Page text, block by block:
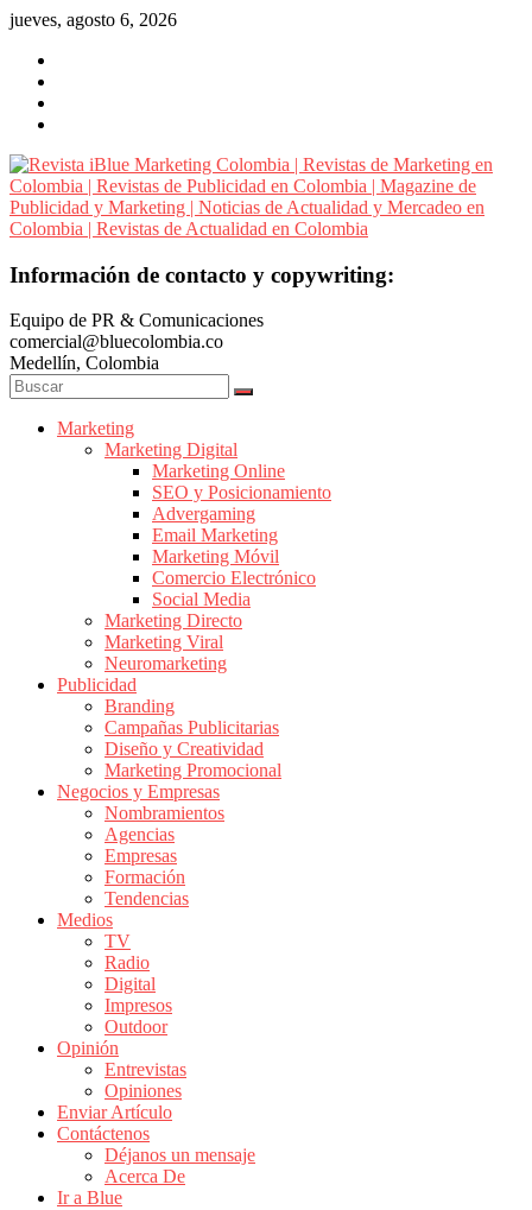
Saltar
contenido
jueves, agosto 6, 2026
Revista
Marketing
Colombia
|
Revistas
Marketing
Publicidad
Colombia
Magazine
Publicidad
Marketing
Noticias
Actualidad
Mercadeo
Colombia
Revistas
Actualidad
Colombia
Información de contacto y copywriting:
Equipo de PR & Comunicaciones
comercial@bluecolombia.co
Medellín, Colombia
Marketing
Marketing Digital
Marketing Online
SEO y Posicionamiento
Advergaming
Email Marketing
Marketing Móvil
Comercio Electrónico
Social Media
Marketing Directo
Marketing Viral
Neuromarketing
Publicidad
Branding
Campañas Publicitarias
Diseño y Creatividad
Marketing Promocional
Negocios y Empresas
Nombramientos
Agencias
Empresas
Formación
Tendencias
Medios
TV
Radio
Digital
Impresos
Outdoor
Opinión
Entrevistas
Opiniones
Enviar Artículo
Contáctenos
Déjanos un mensaje
Acerca De
Ir a Blue